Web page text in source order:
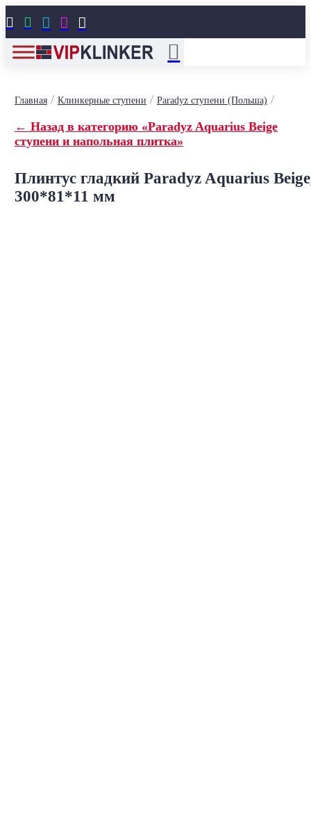
    
Главная/ Клинкерные ступени / Paradyz ступени (Польша) /
← Назад в категорию «Paradyz Aquarius Beige
ступени и напольная плитка»
Плинтус гладкий Paradyz Aquarius
300*81*11 мм